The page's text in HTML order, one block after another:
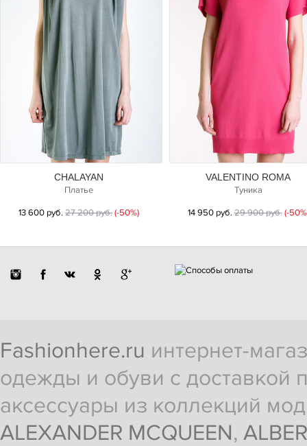
CHALAYAN
Платье
13 600 руб.27 200 руб.(-50%)
VALENTINO ROMA
Туника
14 950 руб.29 900 руб. (-
Fashionhere.ru интернет-
одежды и обуви с доставкой
аксессуары из коллекций
ALEXANDER MCQUEEN,